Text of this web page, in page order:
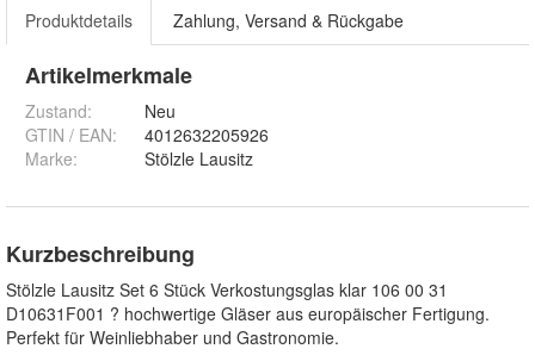
Produktdetails Zahlung, Versand & Rückgabe
Artikelmerkmale
Zustand:
Neu
GTIN / EAN:
4012632205926
Marke:
Stölzle Lausitz
Kurzbeschreibung
Stölzle Lausitz Set 6 Stück Verkostungsglas klar 106 00 31
D10631F001 ? hochwertige Gläser aus europäischer Fertigung.
Perfekt für Weinliebhaber und Gastronomie.